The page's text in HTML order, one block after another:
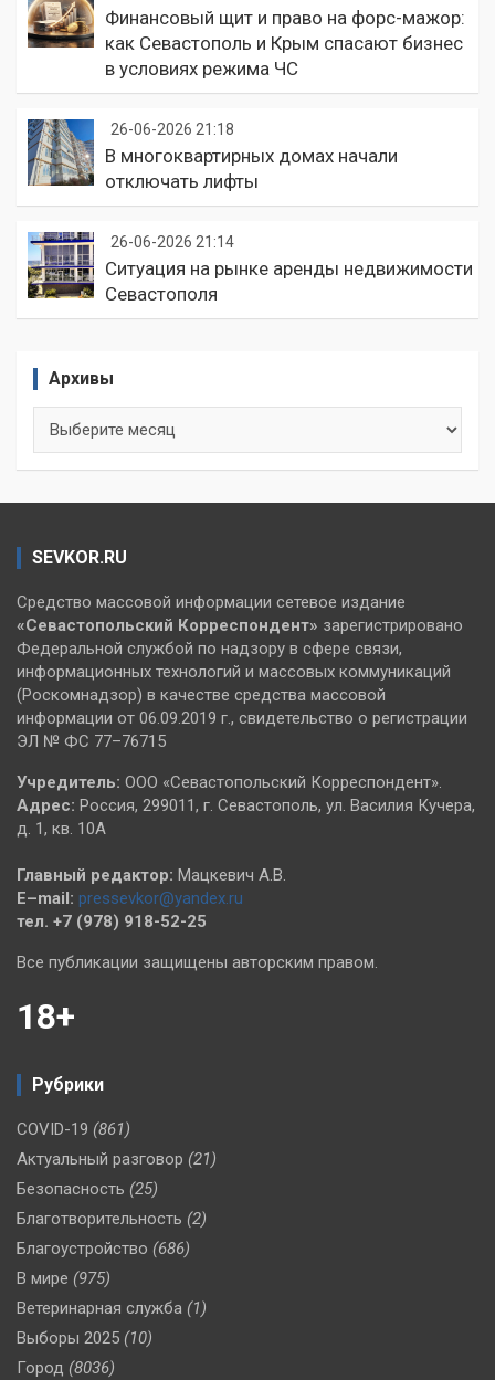
Финансовый щит и право на форс-мажор:
как Севастополь и Крым спасают бизнес
в условиях режима ЧС
26-06-2026 21:18
В многоквартирных домах начали
отключать лифты
26-06-2026 21:14
Ситуация на рынке аренды недвижимости
Севастополя
Архивы
SEVKOR.RU
Средство массовой информации сетевое издание
«Севастопольский Корреспондент» зарегистрировано
Федеральной службой по надзору в сфере связи,
информационных технологий и массовых коммуникаций
(Роскомнадзор) в качестве средства массовой
информации от 06.09.2019 г., свидетельство о регистрации
ЭЛ № ФС 77–76715
Учредитель: ООО «Севастопольский Корреспондент».
Адрес: Россия, 299011, г. Севастополь, ул. Василия Кучера,
д. 1, кв. 10А
Главный редактор: Мацкевич А.В.
E–mail: pressevkor@yandex.ru
тел. +7 (978) 918-52-25
Все публикации защищены авторским правом.
18+
Рубрики
COVID-19 (861)
Актуальный разговор (21)
Безопасность (25)
Благотворительность (2)
Благоустройство (686)
В мире (975)
Ветеринарная служба (1)
Выборы 2025 (10)
Город (8036)